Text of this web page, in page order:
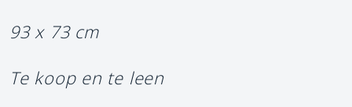
93 x 73 cm
Te koop en te leen